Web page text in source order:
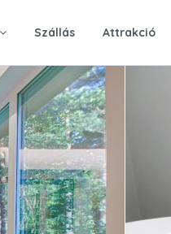
Szállás Attrakció